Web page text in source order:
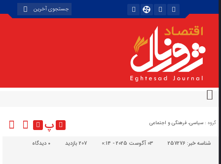
گروه : سیاسی، فرهنگی و اجتماعی پ
شناسه خبر:257276 03 آگوست 2025 - 0:14 207 بازدید دیدگاه